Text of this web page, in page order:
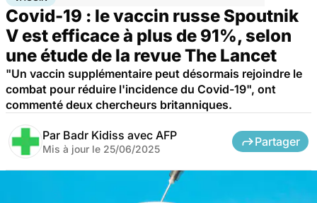
Covid-19 : le vaccin russe Spoutnik
V est efficace à plus de 91%, selon
une étude de la revue The Lancet
"Un vaccin supplémentaire peut désormais rejoindre le
combat pour réduire l'incidence du Covid-19", ont
commenté deux chercheurs britanniques.
Par Badr Kidiss avec AFP
Mis à jour le 25/06/2025
Partager